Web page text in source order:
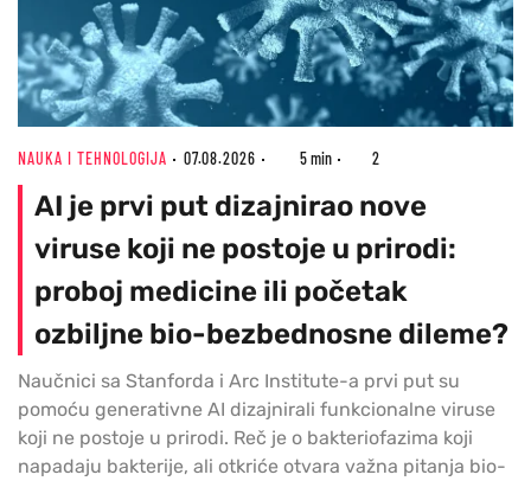
NAUKA I TEHNOLOGIJA 07.08.2026 5 min 2
AI je prvi put dizajnirao nove
viruse koji ne postoje u prirodi:
proboj medicine ili početak
ozbiljne bio-bezbednosne dileme?
Naučnici sa Stanforda i Arc Institute-a prvi put su
pomoću generativne AI dizajnirali funkcionalne viruse
koji ne postoje u prirodi. Reč je o bakteriofazima koji
napadaju bakterije, ali otkriće otvara važna pitanja bio-